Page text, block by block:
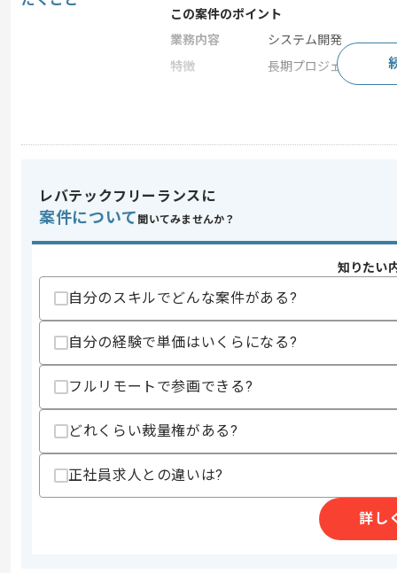
この案件のポイント
業務内容
システム開発
特徴
長期プロジェクト , 急
歓迎スキル
・ノーコード、ローコードを用いた開発
・クラウドの知見(Azure、Power
・JavaScriptを用いた開発経験
・CSSを用いた開発経験
上記に似た経験やスキルをお持ちであれば申
メント
週5日常駐での作業を想定しております
レバテックフリーランスに
案件について 聞いてみませんか？
知りたい
自分のスキルでどんな案件がある?
自分の経験で単価はいくらになる?
フルリモートで参画できる?
どれくらい裁量権がある?
正社員求人との違いは?
詳し